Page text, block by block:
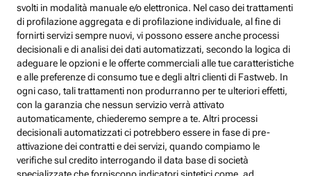
svolti in modalità manuale e/o elettronica. Nel caso dei trattamenti
di profilazione aggregata e di profilazione individuale, al fine di
fornirti servizi sempre nuovi, vi possono essere anche processi
decisionali e di analisi dei dati automatizzati, secondo la logica di
adeguare le opzioni e le offerte commerciali alle tue caratteristiche
e alle preferenze di consumo tue e degli altri clienti di Fastweb. In
ogni caso, tali trattamenti non produrranno per te ulteriori effetti,
con la garanzia che nessun servizio verrà attivato
automaticamente, chiederemo sempre a te. Altri processi
decisionali automatizzati ci potrebbero essere in fase di pre-
attivazione dei contratti e dei servizi, quando compiamo le
verifiche sul credito interrogando il data base di società